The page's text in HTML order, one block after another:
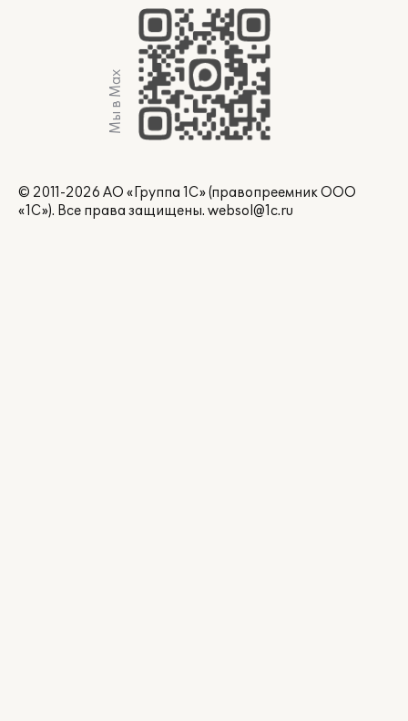
Мы в Max
© 2011-2026 АО «Группа 1С» (правопреемник ООО
«1С»). Все права защищены. websol@1c.ru